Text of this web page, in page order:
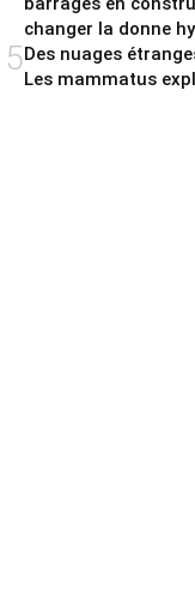
changer la donne
5Des nuages
Les mammatus